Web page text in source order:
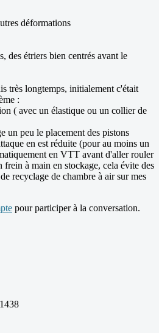
déformations
des étriers bien centrés avant le
très longtemps, initialement c'était
:
( avec un élastique ou un collier de
un peu le placement des pistons
en est réduite (pour au moins un
en VTT avant d'aller rouler
à main en stockage, cela évite des
recyclage de chambre à air sur mes
pour participer à la conversation.